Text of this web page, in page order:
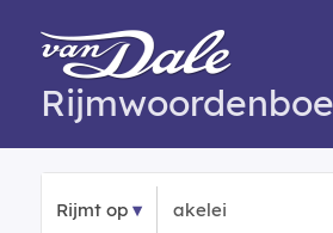
Rijmt op